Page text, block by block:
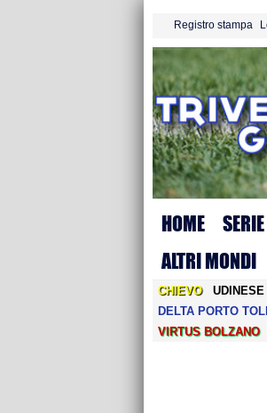
Registro stampa
HOME
ALTRI MONDI
CHIEVO UDINESE
DELTA PORTO
VIRTUS BOLZANO